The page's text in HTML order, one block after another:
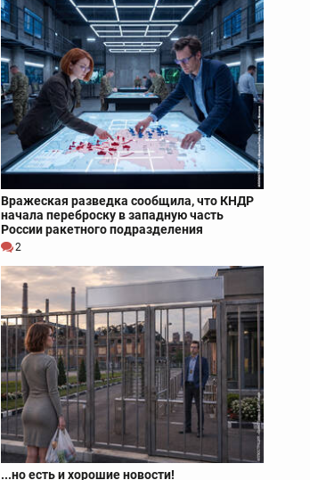
Вражеская разведка сообщила, что КНДР
начала переброску в западную часть
России ракетного подразделения
2
...но есть и хорошие новости!